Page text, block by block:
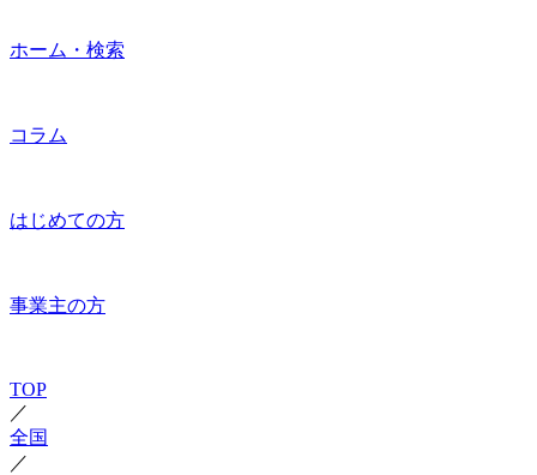
ホーム・検索
コラム
はじめての方
事業主の方
TOP
／
全国
／